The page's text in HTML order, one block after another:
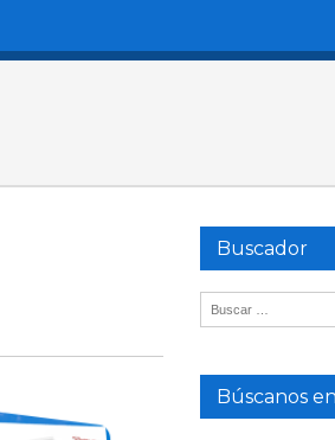
Buscador
Búscanos